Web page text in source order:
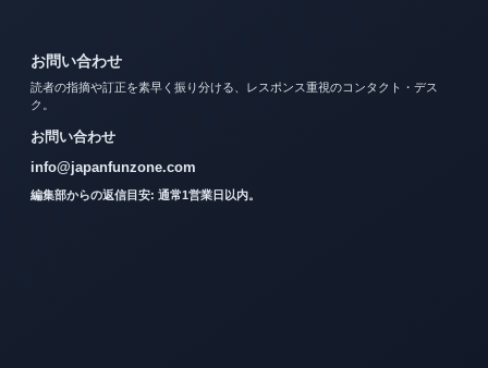
お問い合わせ
読者の指摘や訂正を素早く振り分ける、レスポンス重視のコンタクト・デス
ク。
お問い合わせ
info@japanfunzone.com
編集部からの返信目安: 通常1営業日以内。